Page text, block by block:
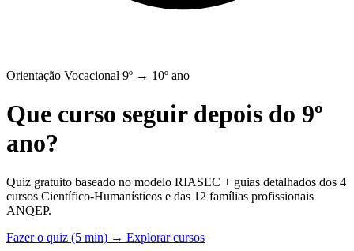
Orientação Vocacional 9º → 10º ano
Que curso seguir depois do 9º
ano?
Quiz gratuito baseado no modelo RIASEC + guias detalhados dos 4
cursos Científico-Humanísticos e das 12 famílias profissionais
ANQEP.
Fazer o quiz (5 min) → Explorar cursos